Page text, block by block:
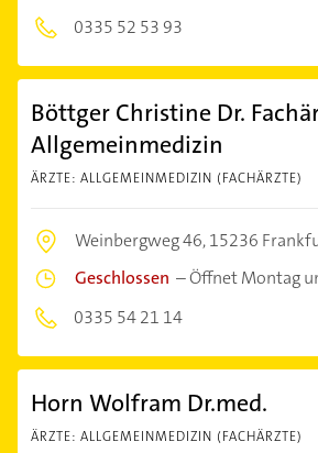
0335 52 53 93
Böttger Christine Dr.
Allgemeinmedizin
ÄRZTE: ALLGEMEINMEDIZIN (FACHÄRZTE)
Weinbergweg 46,15236
Geschlossen –Öffnet Montag
0335 54 21 14
Horn Wolfram Dr.med.
ÄRZTE: ALLGEMEINMEDIZIN (FACHÄRZTE)